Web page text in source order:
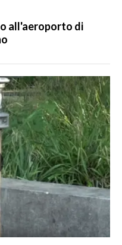
all'aeroporto di